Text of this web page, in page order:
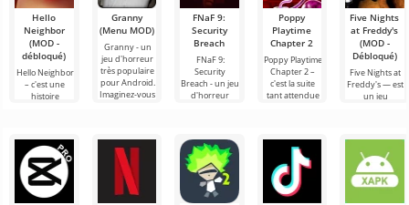
Hello
Neighbor
(MOD -
débloqué)
Hello Neighbor
– c'est une
histoire
voisin», mais
cette fois en
Granny
(Menu MOD)
Granny - un
jeu d'horreur
très populaire
pour Android.
Imaginez-vous
FNaF 9:
Security
Breach
FNaF 9:
Security
Breach - un jeu
d'horreur
cheveux hors
Poppy
Playtime
Chapter 2
Poppy Playtime
Chapter 2 –
c'est la suite
tant attendue
que héros
Five Nights
at Freddy's
(MOD -
Débloqué)
Five Nights at
Freddy's — est
un jeu
développé par
Scott